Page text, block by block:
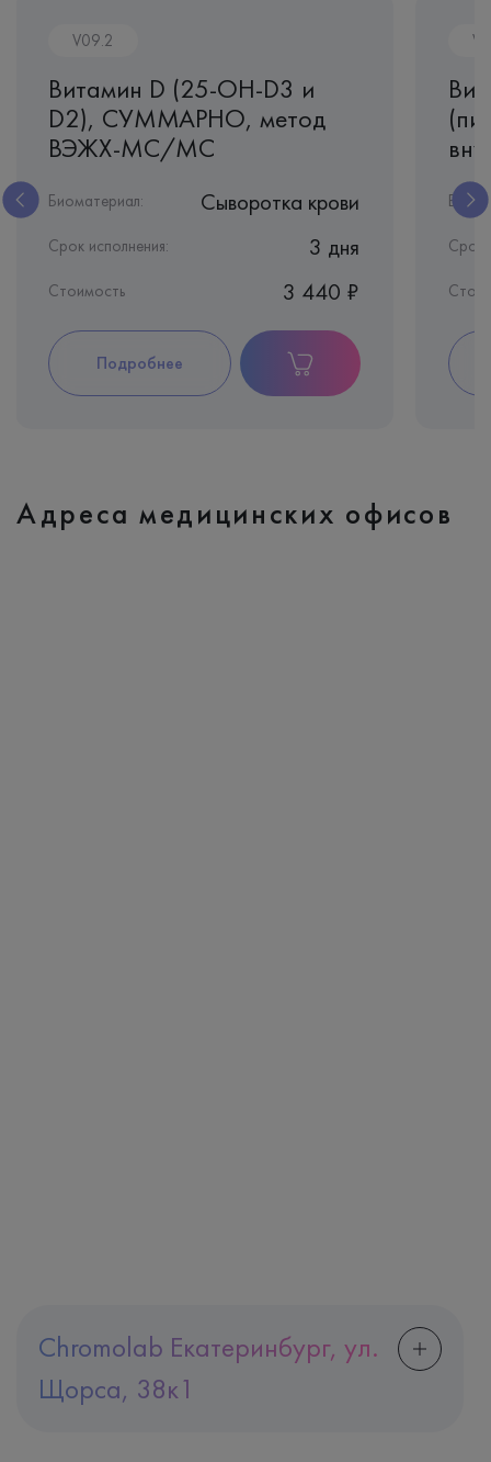
V09.2
Витамин D (25-OH-D3 и
D2), СУММАРНО, метод
ВЭЖХ-МС/МС
Биоматериал: Сыворотка крови
Срок исполнения: 3 дня
Стоимость 3 440 ₽
Подробнее
Срок
Chromolab Екатеринбург, ул.
Щорса, 38к1
Адреса медицинских офисов